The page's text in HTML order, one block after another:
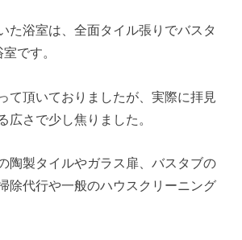
た浴室は、全面タイル張りでバスタ
です。
て頂いておりましたが、実際に拝見
広さで少し焦りました。
陶製タイルやガラス扉、バスタブの
除代行や一般のハウスクリーニング